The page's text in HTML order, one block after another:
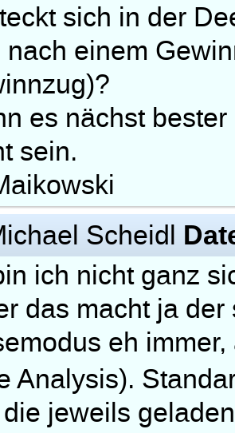
sich in der
nach einem
es nächst
sein.
Scheidl
ich nicht ganz
das macht ja
eh
Analysis).
jeweils